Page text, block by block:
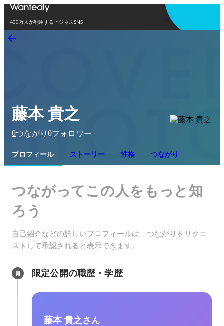
400万人が利用するビジネスSNS
アプリを使う
藤本 貴之
0つながり 0フォロワー
プロフィール ストーリー 性格 つながり
つながってこの人をもっと知
ろう
自己紹介などの詳しいプロフィールは、つながりをリクエ
ストして承認されると表示できます。
限定公開の職歴・学歴
藤本 貴之さん